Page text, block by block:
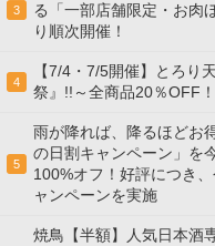
3
る「一部店舗限定・お肉
り順次開催！
4
【7/4・7/5開催】とろり
祭』!!～全商品20％OFF
5
雨が降れば、降るほどお
の日割キャンペーン」を
100%オフ！好評につき
ャンペーンを実施
焼鳥【半額】人気日本酒